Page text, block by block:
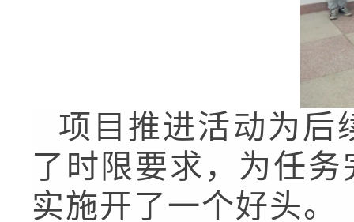
项目推进活动为后
了时限要求，为任
实施开了一个好头。